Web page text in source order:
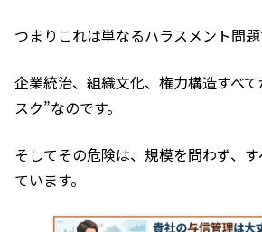
つまりこれは単なるハラスメント問題
企業統治、組織文化、権力構造――すべ
スク”なのです。
そしてその危険は、規模を問わず、
ています。